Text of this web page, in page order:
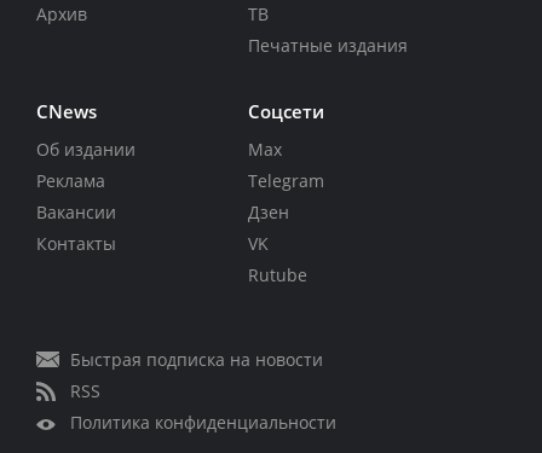
Архив
ТВ
Печатные издания
CNews
Об издании
Реклама
Вакансии
Контакты
Соцсети
Max
Telegram
Дзен
VK
Rutube
Быстрая подписка на новости
RSS
Политика конфиденциальности